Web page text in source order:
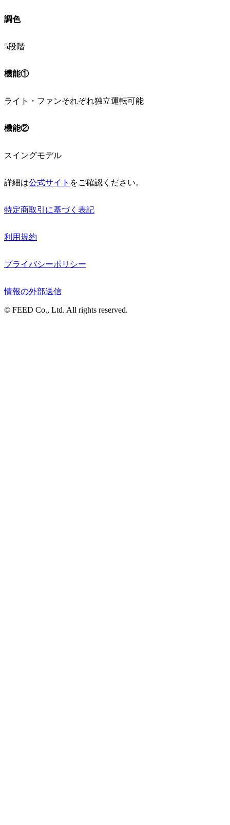
調色
5段階
機能①
ライト・ファンそれぞれ独立運転可能
機能②
スイングモデル
詳細は公式サイト をご確認ください。
特定商取引に基づく表記
利用規約
プライバシーポリシー
情報の外部送信
© FEED Co., Ltd. All rights reserved.